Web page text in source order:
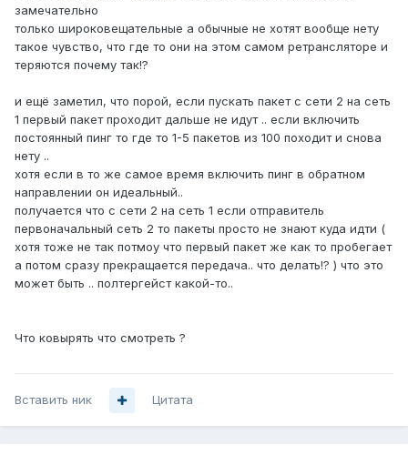
замечательно
только широковещательные а обычные не хотят вообще нету
такое чувство, что где то они на этом самом ретрансляторе и
теряются почему так!?
и ещё заметил, что порой, если пускать пакет с сети 2 на сеть
1 первый пакет проходит дальше не идут .. если включить
постоянный пинг то где то 1-5 пакетов из 100 походит и снова
нету ..
хотя если в то же самое время включить пинг в обратном
направлении он идеальный..
получается что с сети 2 на сеть 1 если отправитель
первоначальный сеть 2 то пакеты просто не знают куда идти (
хотя тоже не так потмоу что первый пакет же как то пробегает
а потом сразу прекращается передача.. что делать!? ) что это
может быть .. полтергейст какой-то..
Что ковырять что смотреть ?
Вставить ник Цитата